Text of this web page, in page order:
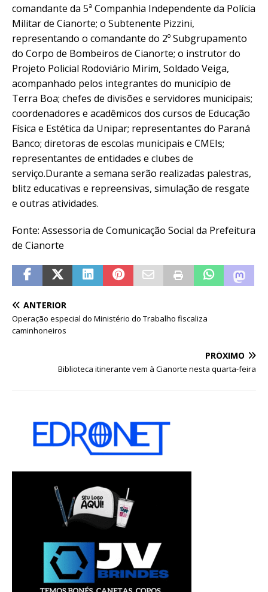
comandante da 5ª Companhia Independente da Polícia
Militar de Cianorte; o Subtenente Pizzini,
representando o comandante do 2º Subgrupamento
do Corpo de Bombeiros de Cianorte; o instrutor do
Projeto Policial Rodoviário Mirim, Soldado Veiga,
acompanhado pelos integrantes do município de
Terra Boa; chefes de divisões e servidores municipais;
coordenadores e acadêmicos dos cursos de Educação
Física e Estética da Unipar; representantes do Paraná
Banco; diretoras de escolas municipais e CMEIs;
representantes de entidades e clubes de
serviço.Durante a semana serão realizadas palestras,
blitz educativas e repreensivas, simulação de resgate
e outras atividades.
Fonte: Assessoria de Comunicação Social da Prefeitura
de Cianorte
ANTERIOR
Operação especial do Ministério do Trabalho fiscaliza
caminhoneiros
PRÓXIMO
Biblioteca itinerante vem à Cianorte nesta quarta-feira